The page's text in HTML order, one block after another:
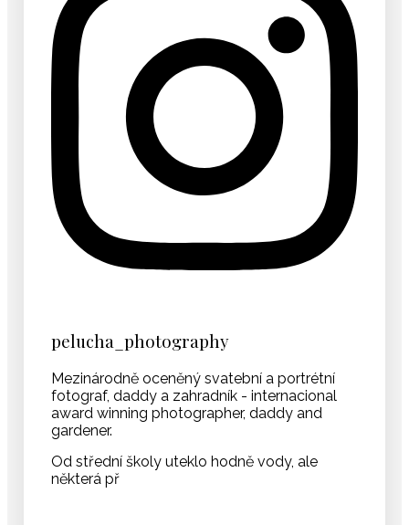
pelucha_photography
Mezinárodně oceněný svatební a portrétní
fotograf, daddy a zahradník - internacional
award winning photographer, daddy and
gardener.
Od střední školy uteklo hodně vody, ale
některá př